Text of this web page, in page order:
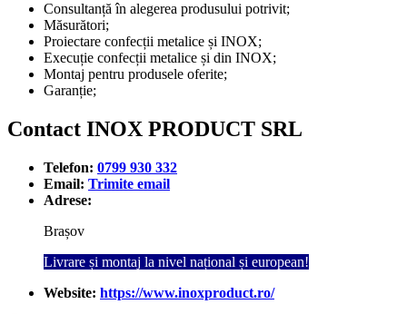
Consultanță în alegerea produsului potrivit;
Măsurători;
Proiectare confecții metalice și INOX;
Execuție confecții metalice și din INOX;
Montaj pentru produsele oferite;
Garanție;
Contact INOX PRODUCT SRL
Telefon: 0799 930 332
Email: Trimite email
Adrese:
Brașov
Livrare și montaj la nivel național și european!
Website: https://www.inoxproduct.ro/